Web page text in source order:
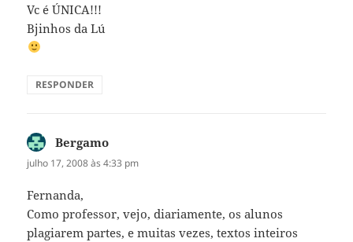
Vc é ÚNICA!!!
Bjinhos da Lú
RESPONDER
Bergamo
julho 17, 2008 às 4:33 pm
Fernanda,
Como professor, vejo, diariamente, os alunos
plagiarem partes, e muitas vezes, textos inteiros